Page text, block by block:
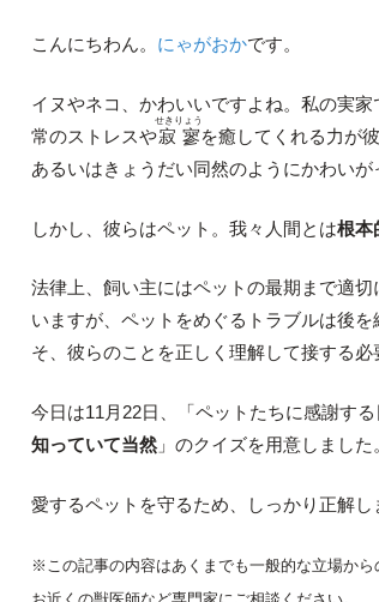
こんにちわん。 にゃがおかです。
イヌやネコ、かわいいですよね。私の実
常のストレスや寂寥
せきりょう
を癒してくれる力が
あるいはきょうだい同然のようにかわい
しかし、彼らはペット。我々人間とは根本
法律上、飼い主にはペットの最期まで適切
いますが、ペットをめぐるトラブルは後
そ、彼らのことを正しく理解して接する必
今日は11月22日、「ペットたちに感謝す
知っていて当然」のクイズを用意しました
愛するペットを守るため、しっかり正解し
※この記事の内容はあくまでも一般的な立場から